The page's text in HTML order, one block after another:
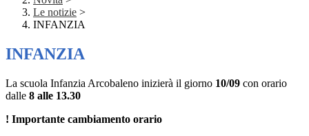
Le notizie >
INFANZIA
INFANZIA
La scuola Infanzia Arcobaleno inizierà il giorno 10/09 con orario
dalle 8 alle 13.30
! Importante cambiamento orario